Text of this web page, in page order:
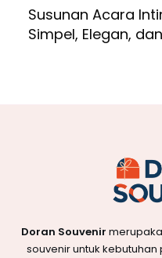
Susunan Acara
Simpel, Elegan,
Doran Souvenir
souvenir untuk